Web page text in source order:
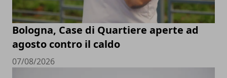
Bologna, Case di Quartiere aperte ad
agosto contro il caldo
07/08/2026